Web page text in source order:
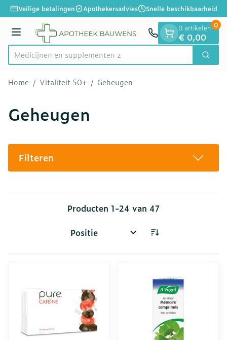
Ga naar de inhoud
1 van 1
Veilige betalingen Apothekersadvies Snelle beschikbaarheid
Menu
Product, merk, categorie...
Medicijnen Zoek
0 artikelen
€ 0,00
0
Home / Vitaliteit 50+ / Geheugen
Geheugen
Filteren
Producten 1-24 van 47
Sorteer op: